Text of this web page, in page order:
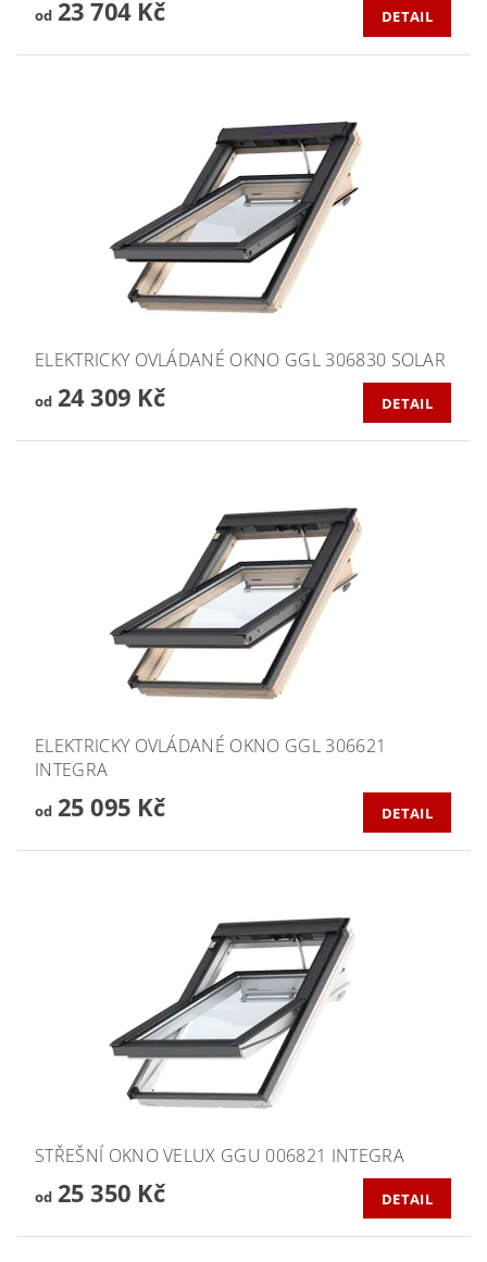
od23 704 Kč DETAIL
ELEKTRICKY OVLÁDANÉ OKNO GGL 306830 SOLAR
od24 309 Kč DETAIL
ELEKTRICKY OVLÁDANÉ OKNO GGL 306621
INTEGRA
od25 095 Kč DETAIL
STŘEŠNÍ OKNO VELUX GGU 006821 INTEGRA
od25 350 Kč DETAIL